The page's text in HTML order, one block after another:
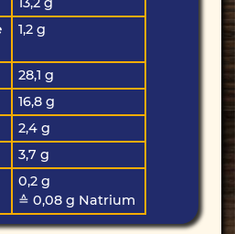
1,2 g
28,1 g
16,8 g
2,4 g
3,7 g
0,2 g
≙ 0,08 g Natrium